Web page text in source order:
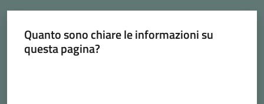
Amministrazione
Quanto sono chiare le informazioni su
questa pagina?